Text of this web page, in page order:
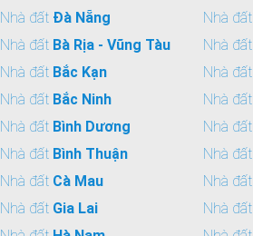
Nhà đất Đà Nẵng Nhà đất
Nhà đất Bà Rịa - Vũng Tàu Nhà đất
Nhà đất Bắc Kạn Nhà đất
Nhà đất Bắc Ninh Nhà đất
Nhà đất Bình Dương Nhà đất
Nhà đất Bình Thuận Nhà đất
Nhà đất Cà Mau Nhà đất
Nhà đất Gia Lai Nhà đất